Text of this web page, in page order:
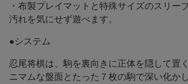
・布製プレイマットと特殊サイズのスリー
汚れを気にせず遊べます。
●システム
忍尾将棋は、駒を裏向きに正体を隠して置
ニマムな盤面とたった７枚の駒で深い化か